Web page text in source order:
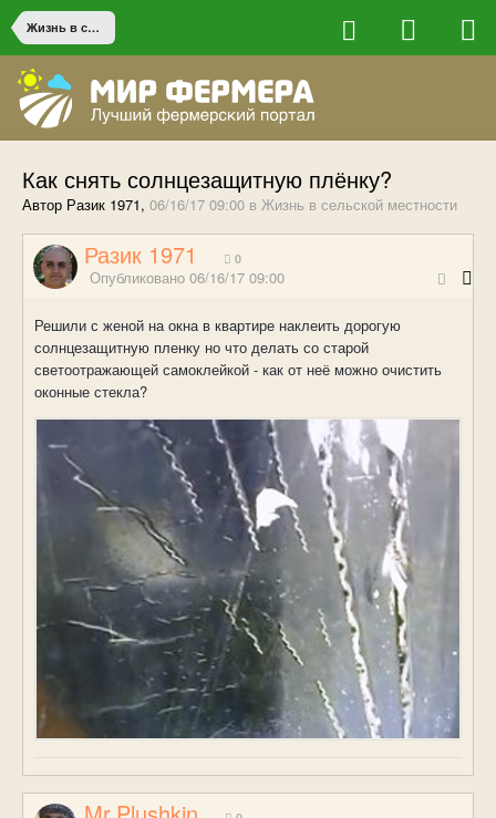
Жизнь в сельской местности
Как снять солнцезащитную плёнку?
Автор Разик 1971, 06/16/17 09:00 в Жизнь в сельской местности
Разик 1971 0
Опубликовано 06/16/17 09:00
Решили с женой на окна в квартире наклеить дорогую
солнцезащитную пленку но что делать со старой
светоотражающей самоклейкой - как от неё можно очистить
оконные стекла?